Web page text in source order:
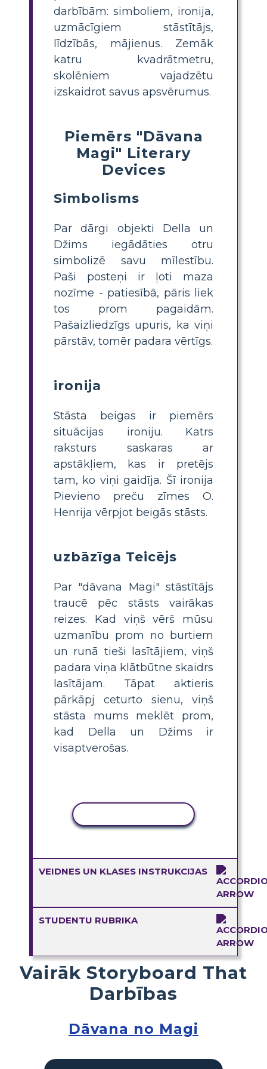
darbībām: simboliem, ironija,
uzmācīgiem stāstītājs,
līdzībās, mājienus. Zemāk
katru kvadrātmetru,
skolēniem vajadzētu
izskaidrot savus apsvērumus.
Piemērs "Dāvana
Magi" Literary
Devices
Simbolisms
Par dārgi objekti Della un
Džims iegādāties otru
simbolizē savu mīlestību.
Paši posteņi ir ļoti maza
nozīme - patiesībā, pāris liek
tos prom pagaidām.
Pašaizliedzīgs upuris, ka viņi
pārstāv, tomēr padara vērtīgs.
ironija
Stāsta beigas ir piemērs
situācijas ironiju. Katrs
raksturs saskaras ar
apstākļiem, kas ir pretējs
tam, ko viņi gaidīja. Šī ironija
Pievieno preču zīmes O.
Henrija vērpjot beigās stāsts.
uzbāzīga Teicējs
Par "dāvana Magi" stāstītājs
traucē pēc stāsts vairākas
reizes. Kad viņš vērš mūsu
uzmanību prom no burtiem
un runā tieši lasītājiem, viņš
padara viņa klātbūtne skaidrs
lasītājam. Tāpat aktieris
pārkāpj ceturto sienu, viņš
stāsta mums meklēt prom,
kad Della un Džims ir
visaptverošas.
VEIDNES UN KLASES INSTRUKCIJAS
STUDENTU RUBRIKA
Vairāk Storyboard That
Darbības
Dāvana no Magi